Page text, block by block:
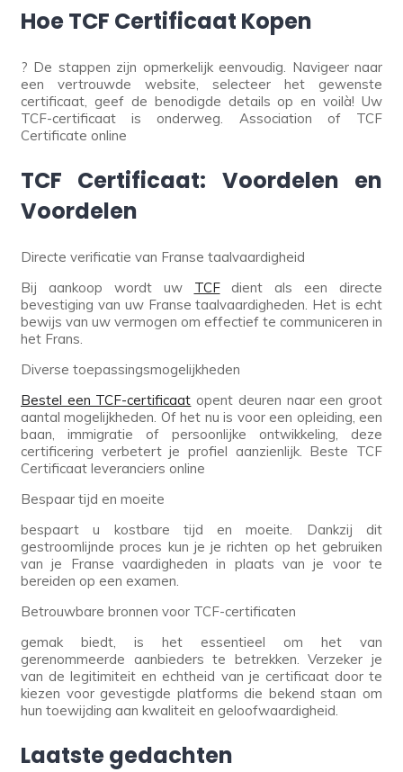
Hoe TCF Certificaat Kopen
? De stappen zijn opmerkelijk eenvoudig. Navigeer naar
een vertrouwde website, selecteer het gewenste
certificaat, geef de benodigde details op en voilà! Uw
TCF-certificaat is onderweg. Association of TCF
Certificate online
TCF Certificaat: Voordelen en
Voordelen
Directe verificatie van Franse taalvaardigheid
Bij aankoop wordt uw TCFdient als een directe
bevestiging van uw Franse taalvaardigheden. Het is echt
bewijs van uw vermogen om effectief te communiceren in
het Frans.
Diverse toepassingsmogelijkheden
Bestel een TCF-certificaat opent deuren naar een groot
aantal mogelijkheden. Of het nu is voor een opleiding, een
baan, immigratie of persoonlijke ontwikkeling, deze
certificering verbetert je profiel aanzienlijk. Beste TCF
Certificaat leveranciers online
Bespaar tijd en moeite
bespaart u kostbare tijd en moeite. Dankzij dit
gestroomlijnde proces kun je je richten op het gebruiken
van je Franse vaardigheden in plaats van je voor te
bereiden op een examen.
Betrouwbare bronnen voor TCF-certificaten
gemak biedt, is het essentieel om het van
gerenommeerde aanbieders te betrekken. Verzeker je
van de legitimiteit en echtheid van je certificaat door te
kiezen voor gevestigde platforms die bekend staan om
hun toewijding aan kwaliteit en geloofwaardigheid.
Laatste gedachten